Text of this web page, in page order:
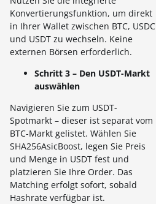
Konvertierungsfunktion, um direkt
in Ihrer Wallet zwischen BTC, USDC
und USDT zu wechseln. Keine
externen Börsen erforderlich.
Schritt 3 – Den USDT-Markt
auswählen
Navigieren Sie zum USDT-
Spotmarkt – dieser ist separat vom
BTC-Markt gelistet. Wählen Sie
SHA256AsicBoost, legen Sie Preis
und Menge in USDT fest und
platzieren Sie Ihre Order. Das
Matching erfolgt sofort, sobald
Hashrate verfügbar ist.